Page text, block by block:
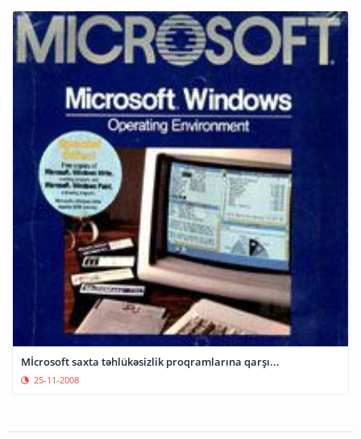
Mİcrosoft saxta təhlükəsizlik proqramlarına qarşı...
25-11-2008